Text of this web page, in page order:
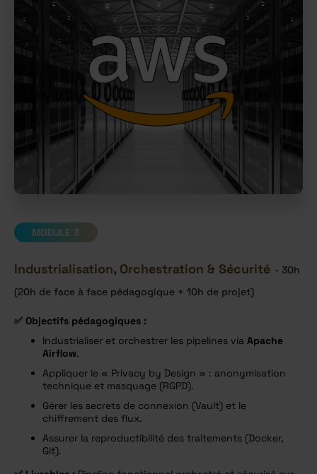
MODULE 3
Industrialisation, Orchestration & Sécurité - 30h
(20h de face à face pédagogique + 10h de projet)
✅ Objectifs pédagogiques :
Industrialiser et orchestrer les pipelines via Apache
Airflow.
Appliquer le « Privacy by Design » : anonymisation
technique et masquage (RGPD).
Gérer les secrets de connexion (Vault) et le
chiffrement des flux.
Assurer la reproductibilité des traitements (Docker,
Git).